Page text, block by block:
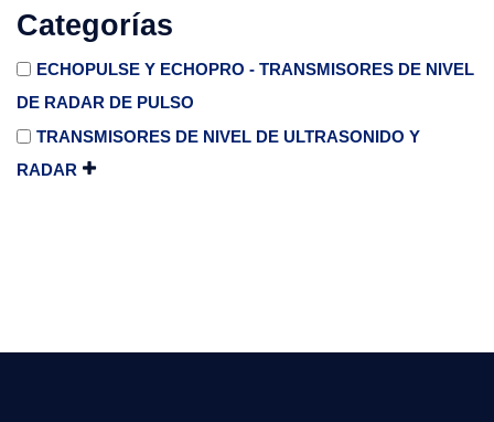
Categorías
ECHOPULSE Y ECHOPRO - TRANSMISORES DE NIVEL
DE RADAR DE PULSO
TRANSMISORES DE NIVEL DE ULTRASONIDO Y
RADAR